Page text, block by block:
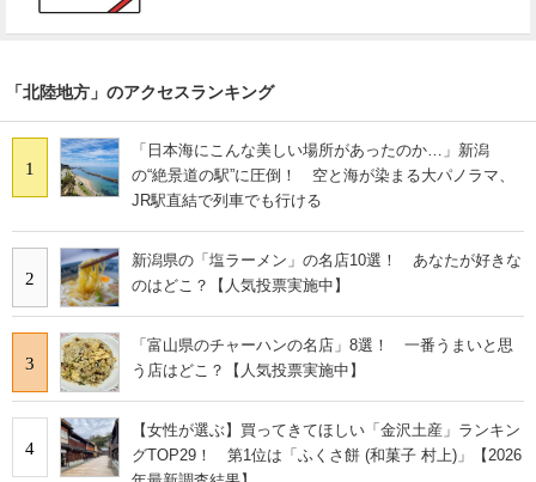
「北陸地方」のアクセスランキング
1
「日本海にこんな美しい場所があったのか…」新潟
の“絶景道の駅”に圧倒！ 空と海が染まる大パノラマ、
JR駅直結で列車でも行ける
2
新潟県の「塩ラーメン」の名店10選！ あなたが好きな
のはどこ？【人気投票実施中】
3
「富山県のチャーハンの名店」8選！ 一番うまいと思
う店はどこ？【人気投票実施中】
4
【女性が選ぶ】買ってきてほしい「金沢土産」ランキン
グTOP29！ 第1位は「ふくさ餅 (和菓子 村上)」【2026